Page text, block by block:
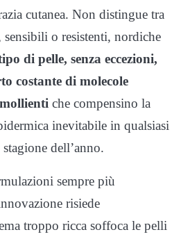
cutanea. Non distingue tra
o resistenti, nordiche
di pelle, senza eccezioni,
costante di molecole
che compensino la
inevitabile in qualsiasi
dell’anno.
sempre più
risiede
troppo ricca soffoca le pelli